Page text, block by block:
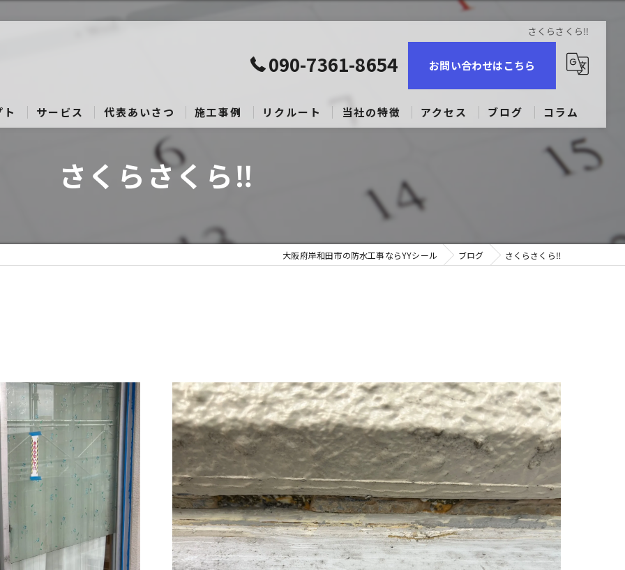
さくらさくら‼︎
090-7361-8654 お問い合わせはこちら
サービス 代表あいさつ 施工事例 リクルート 当社の特徴
マンション
戸建て
アクセス ブログ コラム
さくらさくら‼︎
大阪府岸和田市の防水工事ならYYシール ブログ さくらさくら‼︎